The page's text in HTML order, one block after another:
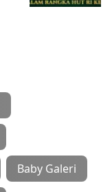
Baby Galeri